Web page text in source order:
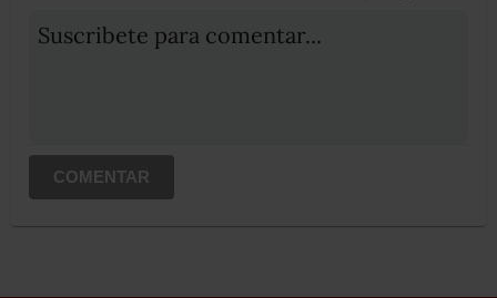
Suscribete para comentar...
COMENTAR